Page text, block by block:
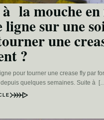
à la mouche
ligne sur une
une
?
pour tourner une crease fly par
depuis quelques semaines. Suite à